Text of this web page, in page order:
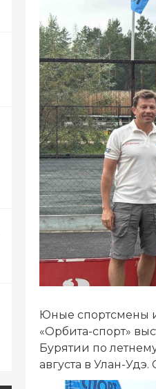
Юные спортсмены
«Орбита-спорт»
Бурятии по
августа в Улан-